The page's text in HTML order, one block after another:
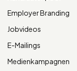
Employer Branding
Jobvideos
E-Mailings
Medienkampagnen